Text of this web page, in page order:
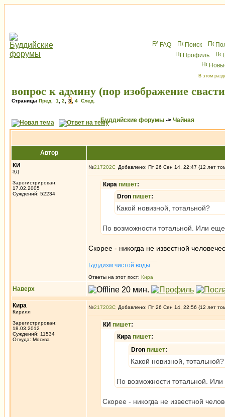
FAQ Поиск
Профиль
В этом
вопрос к админу (пор изображение
Страницы Пред. 1 2 3 4 След.
Буддийские форумы -> Чайная
Автор
КИ
3Д
Зарегистрирован:
17.02.2005
Суждений: 52234
№217202 Добавлено: Пт 26 Сен 14, 22:47 (12 лет
Кира пишет:
Dron пишет:
Какой новизной, тотальной?
По возможности тотальной. Или еще
Скорее - никогда не известной
Буддизм чистой воды
Ответы на этот пост: Кира
Наверх
Кира
Кирилл
Зарегистрирован:
18.03.2012
Суждений: 11534
Откуда: Москва
№217203 Добавлено: Пт 26 Сен 14, 22:56 (12 лет
КИ пишет:
Кира пишет:
Dron пишет:
Какой новизной, тотальной?
По возможности тотальной.
Скорее - никогда не известной